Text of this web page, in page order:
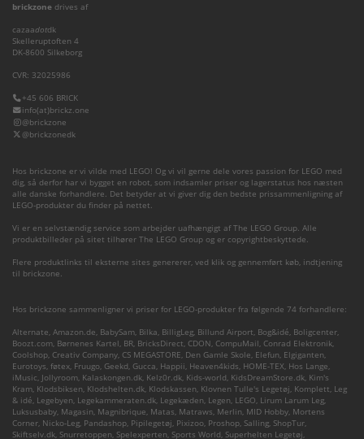
brickzone drives af
cazaadotdk
Skelleruptoften 4
DK-8600 Silkeborg
CVR: 32025986
+45 606 BRICK
info(at)brickz.one
@brickzone
@brickzonedk
Hos brickzone er vi vilde med LEGO! Og vi vil gerne dele vores passion for LEGO med
dig, så derfor har vi bygget en robot, som indsamler priser og lagerstatus hos næsten
alle danske forhandlere. Det betyder at vi giver dig den bedste prissammenligning af
LEGO-produkter du finder på nettet.
Vi er en selvstændig service som arbejder uafhængigt af The LEGO Group. Alle
produktbilleder på sitet tilhører The LEGO Group og er copyrightbeskyttede.
Flere produktlinks til eksterne sites genererer, ved klik og gennemført køb, indtjening
til brickzone.
Hos brickzone sammenligner vi priser for LEGO-produkter fra følgende 74 forhandlere:
Alternate, Amazon.de, BabySam, Bilka, BilligLeg, Billund Airport, Bog&idé, Boligcenter,
Boozt.com, Børnenes Kartel, BR, BricksDirect, CDON, CompuMail, Conrad Elektronik,
Coolshop, Creativ Company, CS MEGASTORE, Den Gamle Skole, Elefun, Elgiganten,
Eurotoys, føtex, Fruugo, Geekd, Gucca, Happii, Heaven4kids, HOME-TEX, Hos Lange,
iMusic, Jollyroom, Kalaskongen.dk, Kelz0r.dk, Kids-world, KidsDreamStore.dk, Kim's
Kram, Klodsbiksen, Klodshelten.dk, Klodskassen, Klovnen Tulle's Legetøj, Komplett, Leg
& idé, Legebyen, Legekammeraten.dk, Legekæden, Legen, LEGO, Lirum Larum Leg,
Luksusbaby, Magasin, Magnibrique, Matas, Matraws, Merlin, MID Hobby, Mortens
Corner, Nicko-Leg, Pandashop, Pipilegetøj, Pixizoo, Proshop, Salling, ShopTur,
Skiftselv.dk, Snurretoppen, Spelexperten, Sports World, Superhelten Legetøj,